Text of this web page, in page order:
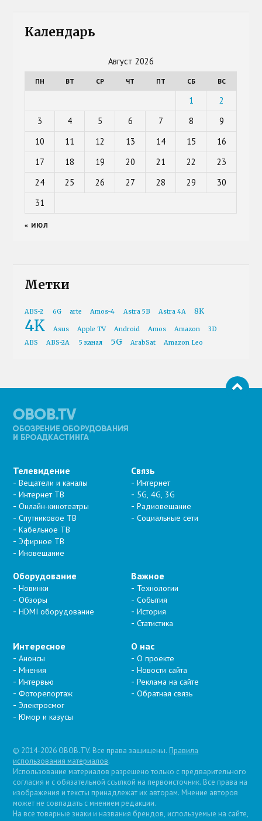
Календарь
Август 2026
ПН ВТ СР ЧТ ПТ СБ ВС
1
2
3
4 5 6 7 8
9
10
11 12 13 14 15
16
17
18 19 20 21 22
23
24
25 26 27 28 29
30
31
« ИЮЛ
Метки
ABS-2 6G arte Amos-4 Astra 5B Astra 4A 8K
4K Asus Apple TV Android Amos Amazon
3D
ABS
ABS-2A 5 канал 5G ArabSat Amazon Leo
Телевидение
Вещатели и каналы
Интернет ТВ
Онлайн-кинотеатры
Спутниковое ТВ
Кабельное ТВ
Эфирное ТВ
Иновещание
Связь
Интернет
5G, 4G, 3G
Радиовещание
Социальные сети
Оборудование
Новинки
Обзоры
HDMI оборудование
Важное
Технологии
События
История
Статистика
Интересное
Анонсы
Мнения
Интервью
Фоторепортаж
Электросмог
Юмор и казусы
О нас
О проекте
Новости сайта
Реклама на сайте
Обратная связь
© 2014-2026 OBOB.TV. Все права защищены. Правила
использования материалов.
Использование материалов разрешено только с предварительного
согласия и с обязательной ссылкой на первоисточник. Все права на
изображения и тексты принадлежат их авторам. Мнение авторов
может не совпадать с мнением редакции.
На все товарные знаки и названия брендов, используемые на сайте,